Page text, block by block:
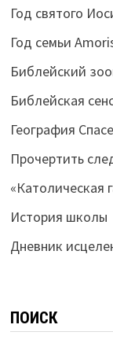
Год святого
Год семьи
Библейский
Библейская
География
Прочертить
«Католическая
История школы
Дневник
ПОИСК